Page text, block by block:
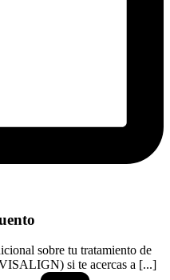
sobre tu tratamiento de
si te acercas a [...]